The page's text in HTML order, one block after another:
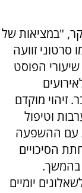
"במציאות של
סרטוני זוועה
הפוסט
זיהוי מוקדם
וטיפול
עם ההשפעה
הסיכויים
בהמשך.
יומיים